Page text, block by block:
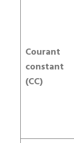
Courant
constant
(CC)